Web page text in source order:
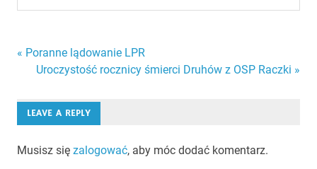
Nawigacja
« Poranne lądowanie LPR
Uroczystość rocznicy śmierci Druhów z OSP Raczki »
LEAVE A REPLY
Musisz się zalogować, aby móc dodać komentarz.